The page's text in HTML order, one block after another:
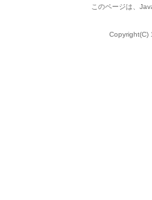
このページは、